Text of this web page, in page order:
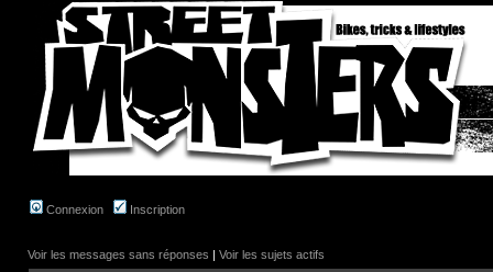
Connexion Inscription
Voir les messages sans réponses | Voir les sujets actifs